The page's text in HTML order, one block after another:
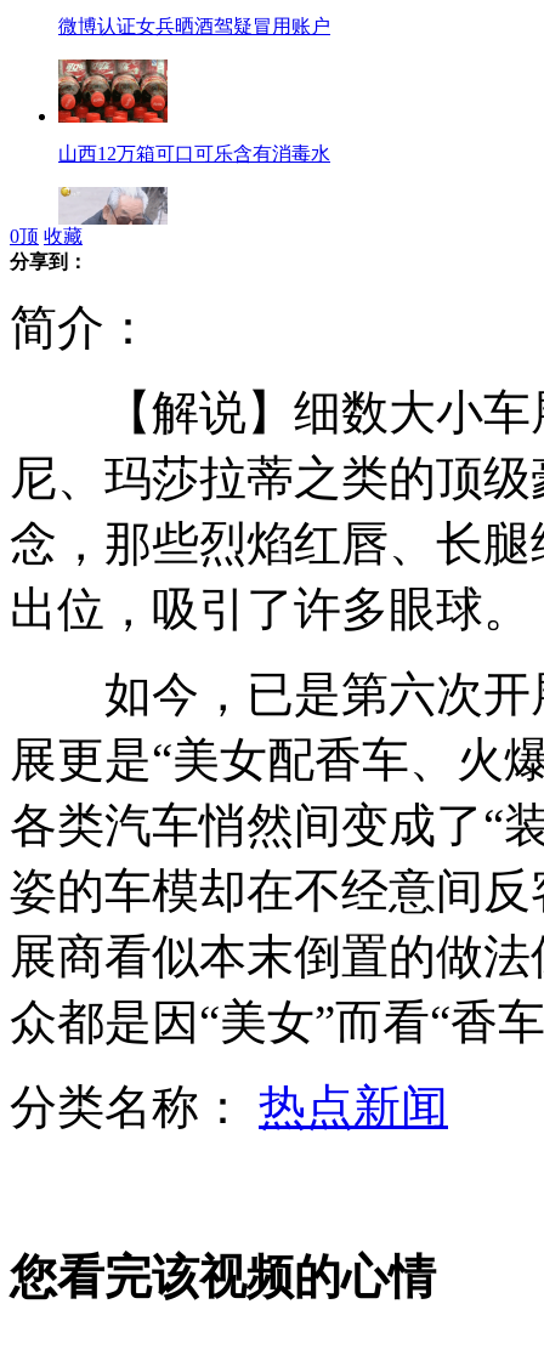
微博认证女兵晒酒驾疑冒用账户
山西12万箱可口可乐含有消毒水
六个人只要一个菜激怒老板
小伙斗殴认错人 大叔无辜挨顿打
姚晨微博让《人民日报》有危机感
刘翔：期待伦敦奥运再次"飞翔"
山西运城恶犬咬伤多人 警民合力深夜将其击毙
女孩北京地铁殴打老人 痛下狠手拳打脚踢
外交部：反对强权政治霸凌主义
0顶 收藏
分享到：
简介：
【解说】细数大小车
尼、玛莎拉蒂之类的顶
念，那些烈焰红唇、长
出位，吸引了许多眼球。
如今，已是第六次开
展更是“美女配香车、火
各类汽车悄然间变成了“
姿的车模却在不经意间
展商看似本末倒置的做
众都是因“美女”而看“香
分类名称： 热点新闻
您看完该视频的心情